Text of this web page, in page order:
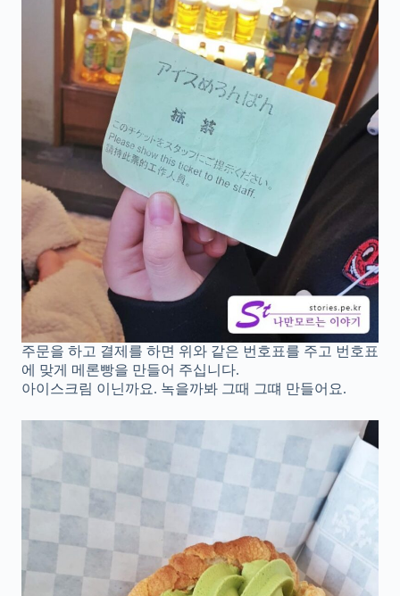
주문을 하고 결제를 하면 위와 같은 번호표를 주고 번호표
에 맞게 메론빵을 만들어 주십니다.
아이스크림 이닌까요. 녹을까봐 그때 그떄 만들어요.